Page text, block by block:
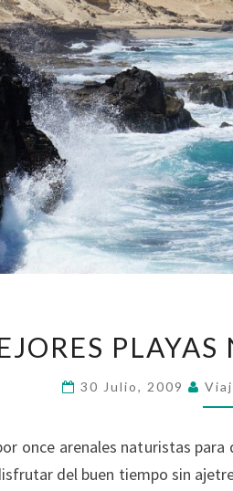
30 Julio, 2009
once arenales naturistas
del buen tiempo sin